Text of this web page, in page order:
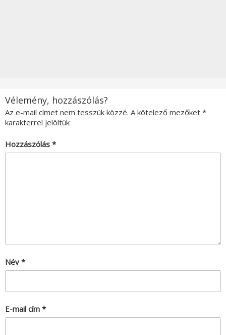
Vélemény, hozzászólás?
Az e-mail címet nem tesszük közzé. A kötelező mezőket *
karakterrel jelöltük
Hozzászólás *
Név *
E-mail cím *